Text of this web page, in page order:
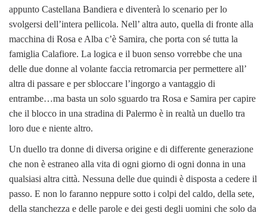
appunto Castellana Bandiera e diventerà lo scenario per lo
svolgersi dell’intera pellicola. Nell’ altra auto, quella di fronte alla
macchina di Rosa e Alba c’è Samira, che porta con sé tutta la
famiglia Calafiore. La logica e il buon senso vorrebbe che una
delle due donne al volante faccia retromarcia per permettere all’
altra di passare e per sbloccare l’ingorgo a vantaggio di
entrambe…ma basta un solo sguardo tra Rosa e Samira per capire
che il blocco in una stradina di Palermo è in realtà un duello tra
loro due e niente altro.
Un duello tra donne di diversa origine e di differente generazione
che non è estraneo alla vita di ogni giorno di ogni donna in una
qualsiasi altra città. Nessuna delle due quindi è disposta a cedere il
passo. E non lo faranno neppure sotto i colpi del caldo, della sete,
della stanchezza e delle parole e dei gesti degli uomini che solo da